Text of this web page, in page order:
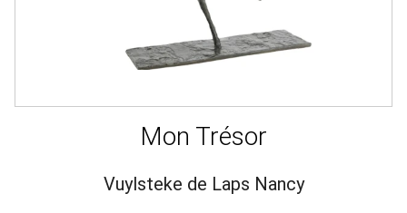
Mon Trésor
Vuylsteke de Laps Nancy